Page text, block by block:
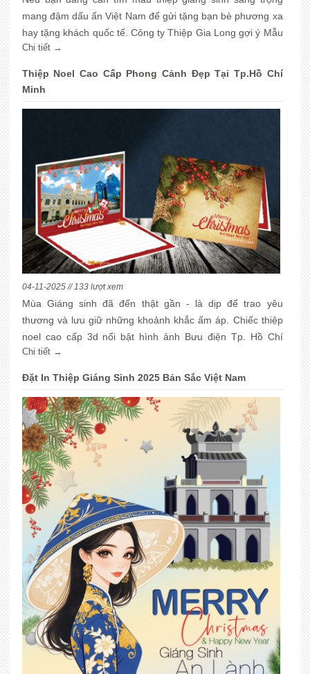
mang đậm dấu ấn Việt Nam để gửi tặng bạn bè phương xa
hay tặng khách quốc tế. Công ty Thiệp Gia Long gợi ý Mẫu
thiệp Giáng Sinh Sang Trọng để bàn là món quà lý tưởng
Chi tiết →
Thiệp Noel Cao Cấp Phong Cảnh Đẹp Tại Tp.Hồ Chí
Minh
04-11-2025 // 133 lượt xem
Mùa Giáng sinh đã đến thật gần - là dịp để trao yêu
thương và lưu giữ những khoảnh khắc ấm áp. Chiếc thiệp
noel cao cấp 3d nổi bật hình ảnh Bưu điện Tp. Hồ Chí
Minh giữa lòng Sài Gòn sẽ thay bạn gửi lời chúc noel đến
Chi tiết →
Đặt In Thiệp Giáng Sinh 2025 Bản Sắc Việt Nam